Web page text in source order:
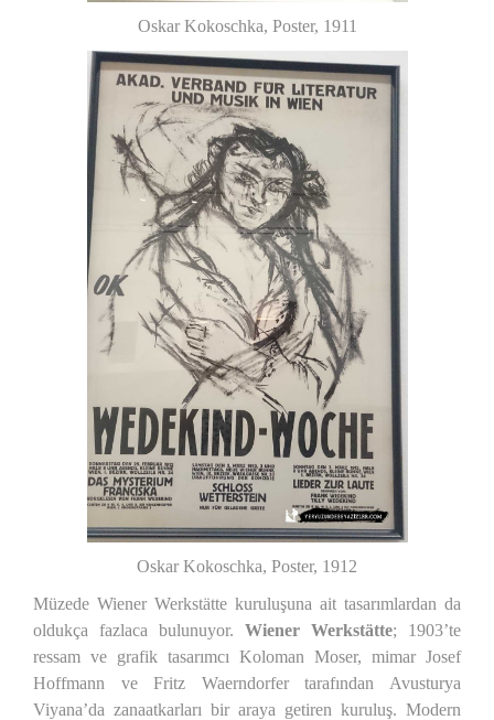
Oskar Kokoschka, Poster, 1911
Oskar Kokoschka, Poster, 1912
Müzede Wiener Werkstätte kuruluşuna ait tasarımlardan da
oldukça fazlaca bulunuyor. Wiener Werkstätte; 1903’te
ressam ve grafik tasarımcı Koloman Moser, mimar Josef
Hoffmann ve Fritz Waerndorfer tarafından Avusturya
Viyana’da zanaatkarları bir araya getiren kuruluş. Modern